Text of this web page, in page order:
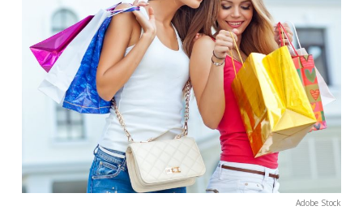
PRIVATUMO POLITIKA
Sekite mus:
PRENUMERUOK
Adobe Stock